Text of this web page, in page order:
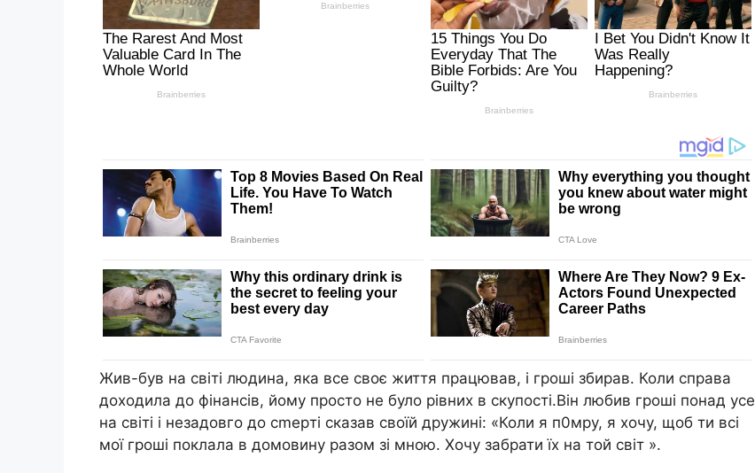
Жив-був на світі людина, яка все своє життя працював, і гроші збирав. Коли справа
доходила до фінансів, йому просто не було рівних в скупості.Він любив гроші понад усе
на світі і незадовго до сmеpті сказав своїй дружині: «Коли я п0мpy, я хочу, щоб ти всі
мої гроші поклала в домовину разом зі мною. Хочу забрати їх на той cвіт ».